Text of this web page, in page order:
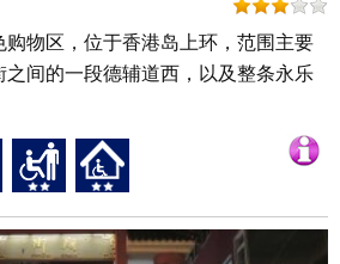
物区，位于香港岛上环，范围主要
间的一段德辅道西，以及整条永乐